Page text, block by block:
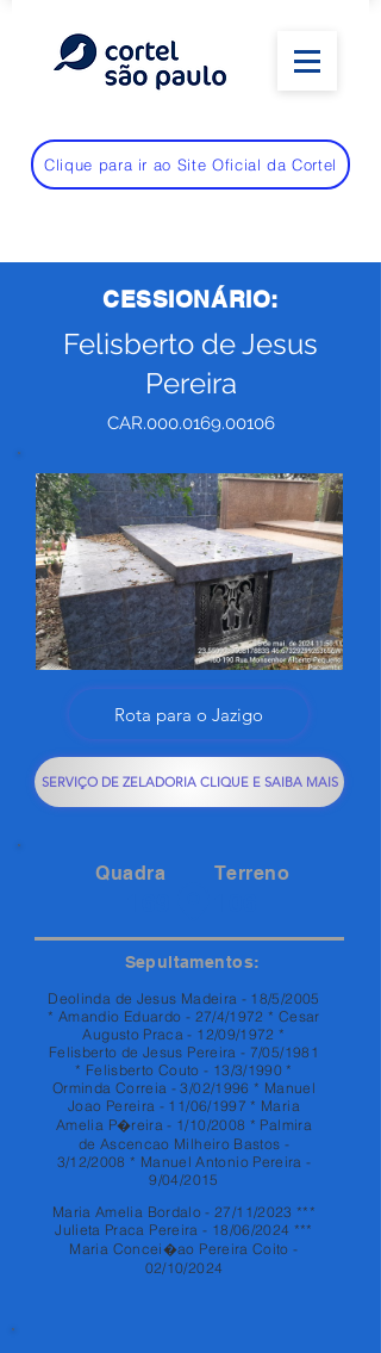
Clique para ir ao Site Oficial da Cortel
CESSIONÁRIO:
Felisberto de Jesus
Pereira
CAR.000.0169.00106
Rota para o Jazigo
SERVIÇO DE ZELADORIA CLIQUE E SAIBA MAIS
Quadra Terreno
Sepultamentos:
Deolinda de Jesus Madeira - 18/5/2005
* Amandio Eduardo - 27/4/1972 * Cesar
Augusto Praca - 12/09/1972 *
Felisberto de Jesus Pereira - 7/05/1981
* Felisberto Couto - 13/3/1990 *
Orminda Correia - 3/02/1996 * Manuel
Joao Pereira - 11/06/1997 * Maria
Amelia P�reira - 1/10/2008 * Palmira
de Ascencao Milheiro Bastos -
3/12/2008 * Manuel Antonio Pereira -
9/04/2015
Maria Amelia Bordalo - 27/11/2023 ***
Julieta Praca Pereira - 18/06/2024 ***
Maria Concei�ao Pereira Coito -
02/10/2024